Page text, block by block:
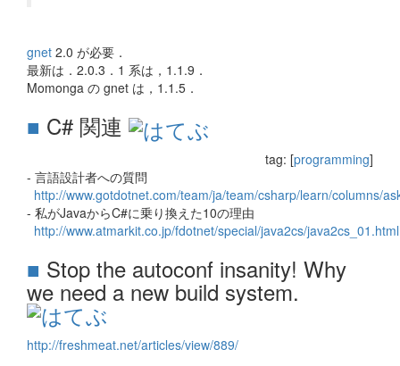
gnet 2.0 が必要．
最新は．2.0.3．1 系は，1.1.9．
Momonga の gnet は，1.1.5．
■ C# 関連
tag: [programming]
- 言語設計者への質問
http://www.gotdotnet.com/team/ja/team/csharp/learn/columns/
- 私がJavaからC#に乗り換えた10の理由
http://www.atmarkit.co.jp/fdotnet/special/java2cs/java2cs_01.html
■ Stop the autoconf insanity! Why
we need a new build system.
http://freshmeat.net/articles/view/889/